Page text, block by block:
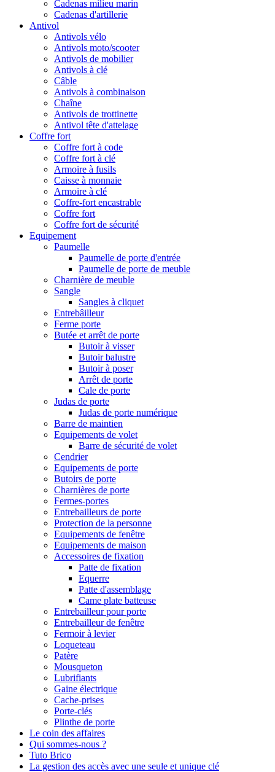
Cadenas milieu marin
Cadenas d'artillerie
Antivol
Antivols vélo
Antivols moto/scooter
Antivols de mobilier
Antivols à clé
Câble
Antivols à combinaison
Chaîne
Antivols de trottinette
Antivol tête d'attelage
Coffre fort
Coffre fort à code
Coffre fort à clé
Armoire à fusils
Caisse à monnaie
Armoire à clé
Coffre-fort encastrable
Coffre fort
Coffre fort de sécurité
Equipement
Paumelle
Paumelle de porte d'entrée
Paumelle de porte de meuble
Charnière de meuble
Sangle
Sangles à cliquet
Entrebâilleur
Ferme porte
Butée et arrêt de porte
Butoir à visser
Butoir balustre
Butoir à poser
Arrêt de porte
Cale de porte
Judas de porte
Judas de porte numérique
Barre de maintien
Equipements de volet
Barre de sécurité de volet
Cendrier
Equipements de porte
Butoirs de porte
Charnières de porte
Fermes-portes
Entrebailleurs de porte
Protection de la personne
Equipements de fenêtre
Equipements de maison
Accessoires de fixation
Patte de fixation
Equerre
Patte d'assemblage
Came plate batteuse
Entrebailleur pour porte
Entrebailleur de fenêtre
Fermoir à levier
Loqueteau
Patère
Mousqueton
Lubrifiants
Gaine électrique
Cache-prises
Porte-clés
Plinthe de porte
Le coin des affaires
Qui sommes-nous ?
Tuto Brico
La gestion des accès avec une seule et unique clé